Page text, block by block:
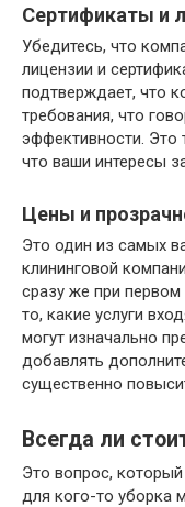
Сертификаты и
Убедитесь, что
лицензии и
подтверждает, что
требования, что
эффективности. Это
что ваши интересы
Цены и
Это один из самых
клининговой
сразу же при
то, какие услуги
могут изначально
добавлять
существенно
Всегда ли
Это вопрос,
для кого-то уборка